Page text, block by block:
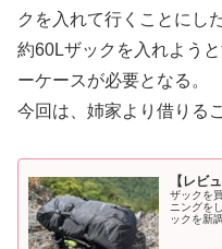
クを入れて行くことにした
約60Lザックを入れよう
ーケースが必要となる。
今回は、姉家より借りる
【レビ
ザックを
ニングを
ックを新